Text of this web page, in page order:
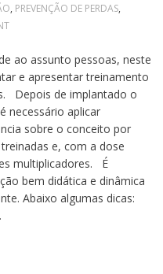
, PREVENÇÃO DE PERDAS,
ao assunto pessoas, neste
e apresentar treinamento
Depois de implantado o
necessário aplicar
sobre o conceito por
e, com a dose
multiplicadores. É
bem didática e dinâmica
Abaixo algumas dicas: